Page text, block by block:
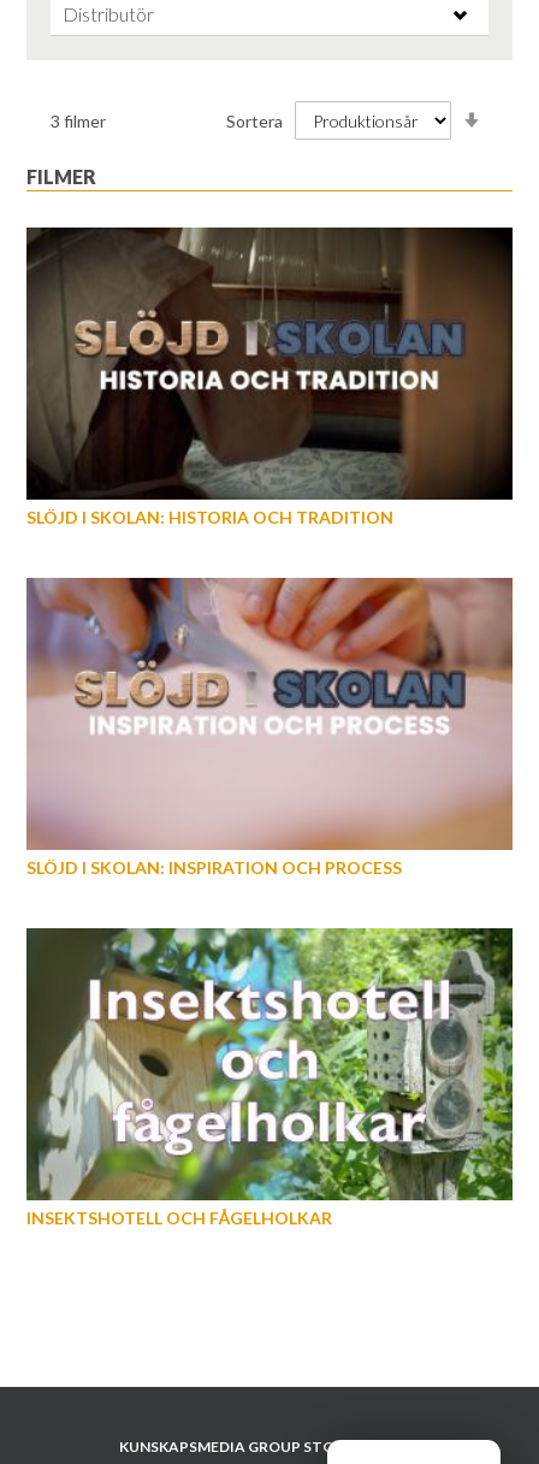
Distributör
3 filmer Sortera
FILMER
SLÖJD I SKOLAN: HISTORIA OCH TRADITION
SLÖJD I SKOLAN: INSPIRATION OCH PROCESS
INSEKTSHOTELL OCH FÅGELHOLKAR
KUNSKAPSMEDIA GROUP STOCKHOLM AB